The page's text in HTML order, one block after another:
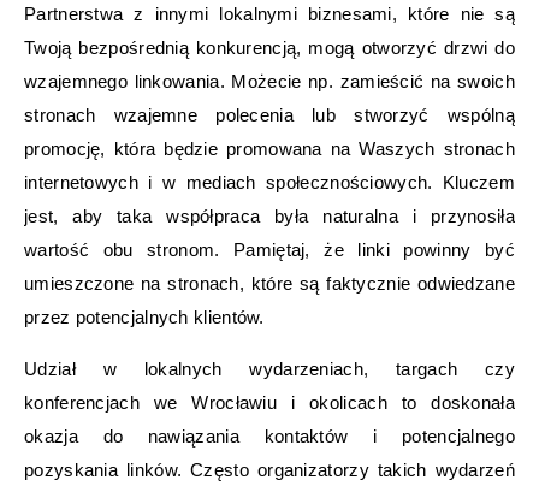
Partnerstwa z innymi lokalnymi biznesami, które nie są
Twoją bezpośrednią konkurencją, mogą otworzyć drzwi do
wzajemnego linkowania. Możecie np. zamieścić na swoich
stronach wzajemne polecenia lub stworzyć wspólną
promocję, która będzie promowana na Waszych stronach
internetowych i w mediach społecznościowych. Kluczem
jest, aby taka współpraca była naturalna i przynosiła
wartość obu stronom. Pamiętaj, że linki powinny być
umieszczone na stronach, które są faktycznie odwiedzane
przez potencjalnych klientów.
Udział w lokalnych wydarzeniach, targach czy
konferencjach we Wrocławiu i okolicach to doskonała
okazja do nawiązania kontaktów i potencjalnego
pozyskania linków. Często organizatorzy takich wydarzeń